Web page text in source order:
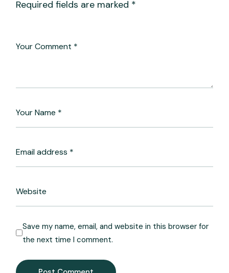
Required fields are marked *
Save my name, email, and website in this browser for
the next time I comment.